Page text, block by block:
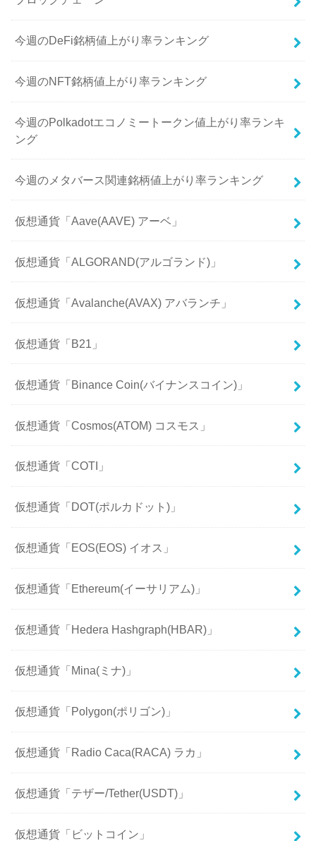
今週のDeFi銘柄値上がり率ランキング
今週のNFT銘柄値上がり率ランキング
今週のPolkadotエコノミートークン値上がり率ランキ
ング
今週のメタバース関連銘柄値上がり率ランキング
仮想通貨「Aave(AAVE) アーベ」
仮想通貨「ALGORAND(アルゴランド)」
仮想通貨「Avalanche(AVAX) アバランチ」
仮想通貨「B21」
仮想通貨「Binance Coin(バイナンスコイン)」
仮想通貨「Cosmos(ATOM) コスモス」
仮想通貨「COTI」
仮想通貨「DOT(ポルカドット)」
仮想通貨「EOS(EOS) イオス」
仮想通貨「Ethereum(イーサリアム)」
仮想通貨「Hedera Hashgraph(HBAR)」
仮想通貨「Mina(ミナ)」
仮想通貨「Polygon(ポリゴン)」
仮想通貨「Radio Caca(RACA) ラカ」
仮想通貨「テザー/Tether(USDT)」
仮想通貨「ビットコイン」